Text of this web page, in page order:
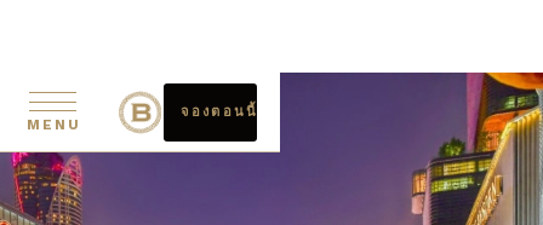
MENU
จองตอนนี้